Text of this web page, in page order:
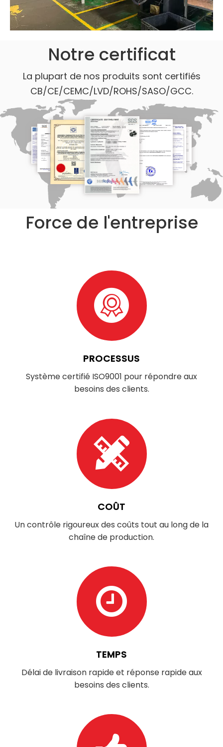
Notre certificat
La plupart de nos produits sont certifiés
CB/CE/CEMC/LVD/ROHS/SASO/GCC.
Force de l'entreprise
PROCESSUS​​​​​​​
Système certifié ISO9001 pour répondre aux
besoins des clients​​​​​​​.
COÛT​​​​​​​
Un contrôle rigoureux des coûts tout au long de la
chaîne de production.​​​​​​​
TEMPS​​​​​​​
Délai de livraison rapide et réponse rapide aux
besoins des clients.